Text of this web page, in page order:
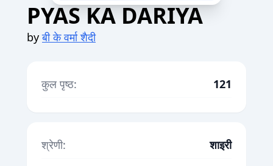
PYAS KA DARIYA
byबी के वर्मा शैदी
कुल पृष्ठ: 121
श्रेणी:
शाइरी